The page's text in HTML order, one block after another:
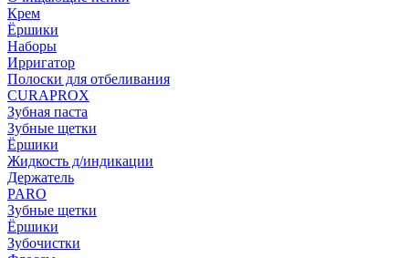
Крем
Ёршики
Наборы
Ирригатор
Полоски для отбеливания
CURAPROX
Зубная паста
Зубные щетки
Ёршики
Жидкость д/индикации
Держатель
PARO
Зубные щетки
Ёршики
Зубочистки